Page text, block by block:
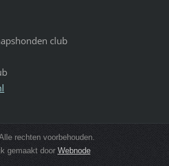
club
rechten voorbehouden.
gemaakt doorWebnode